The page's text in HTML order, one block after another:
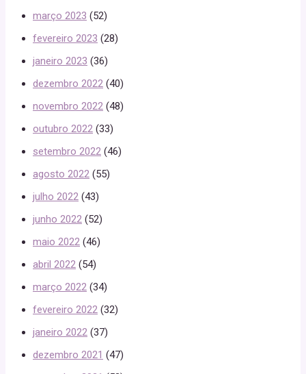
março 2023 (52)
fevereiro 2023 (28)
janeiro 2023 (36)
dezembro 2022 (40)
novembro 2022 (48)
outubro 2022 (33)
setembro 2022 (46)
agosto 2022 (55)
julho 2022 (43)
junho 2022 (52)
maio 2022 (46)
abril 2022 (54)
março 2022 (34)
fevereiro 2022 (32)
janeiro 2022 (37)
dezembro 2021 (47)